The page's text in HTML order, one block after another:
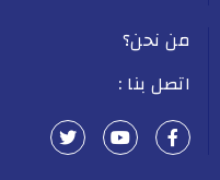
من نحن؟
اتصل بنا :